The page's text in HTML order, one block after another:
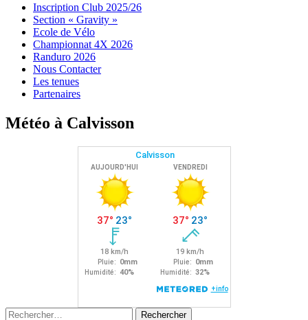
Menu
Widgets
Recherche
Aller
contenu
Inscription Club 2025/26
Section « Gravity »
Ecole de Vélo
Championnat 4X 2026
Randuro 2026
Nous Contacter
Les tenues
Partenaires
Météo à Calvisson
Rechercher :